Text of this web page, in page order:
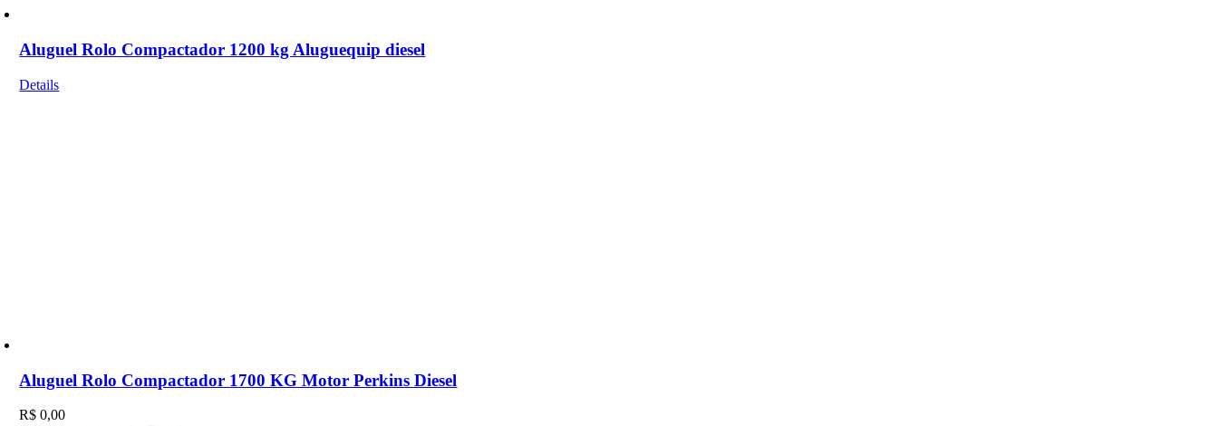
Aluguel Rolo Compactador 1200 kg Aluguequip diesel
Details
Aluguel Rolo Compactador 1700 KG Motor Perkins Diesel
R$ 0,00